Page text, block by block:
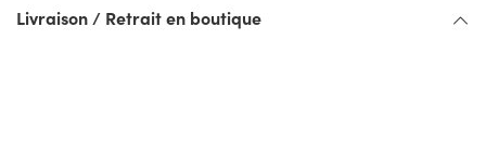
Livraison / Retrait en boutique